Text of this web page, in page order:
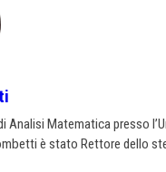
Analisi Matematica presso
è stato Rettore dello